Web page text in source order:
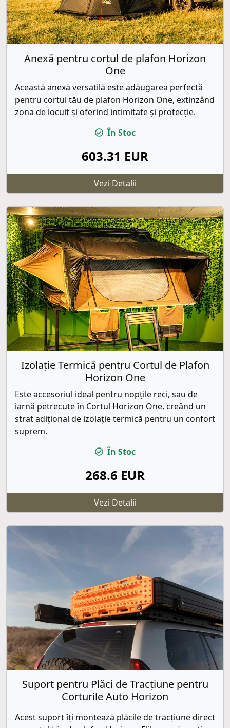
Anexă pentru cortul de plafon Horizon
One
Această anexă versatilă este adăugarea perfectă
pentru cortul tău de plafon Horizon One, extinzând
zona de locuit și oferind intimitate și protecție.
În Stoc
603.31 EUR
Vezi Detalii
Izolație Termică pentru Cortul de Plafon
Horizon One
Este accesoriul ideal pentru nopțile reci, sau de
iarnă petrecute în Cortul Horizon One, creând un
strat adițional de izolație termică pentru un confort
suprem.
În Stoc
268.6 EUR
Vezi Detalii
Suport pentru Plăci de Tracțiune pentru
Corturile Auto Horizon
Acest suport îți montează plăcile de tracțiune direct